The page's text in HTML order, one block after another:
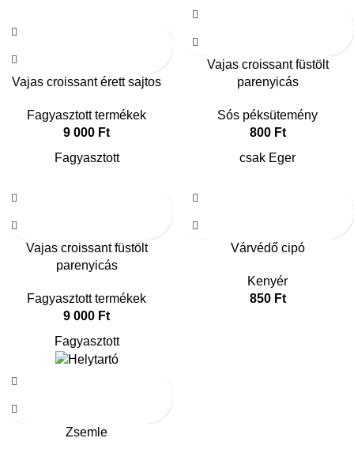
Vajas croissant érett sajtos
Fagyasztott termékek
9 000 Ft
Vajas croissant füstölt
parenyicás
Sós péksütemény
800 Ft
Fagyasztott
Vajas croissant füstölt
parenyicás
Fagyasztott termékek
9 000 Ft
csak Eger
Várvédő cipó
Kenyér
850 Ft
Fagyasztott
Zsemle